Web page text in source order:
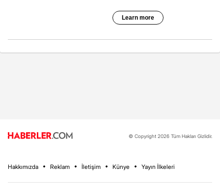
© Copyright 2026 Tüm Hakları Gizlidir.
Hakkımızda Reklam İletişim Künye Yayın İlkeleri